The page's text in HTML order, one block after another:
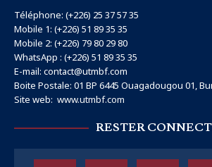
Téléphone: (+226) 25 37 57 35
Mobile 1: (+226) 51 89 35 35
Mobile 2: (+226) 79 80 29 80
WhatsApp : (+226) 51 89 35 35
E-mail: contact@utmbf.com
Boite Postale: 01 BP 6445 Ouagadougou 01,
Site web: www.utmbf.com
RESTER